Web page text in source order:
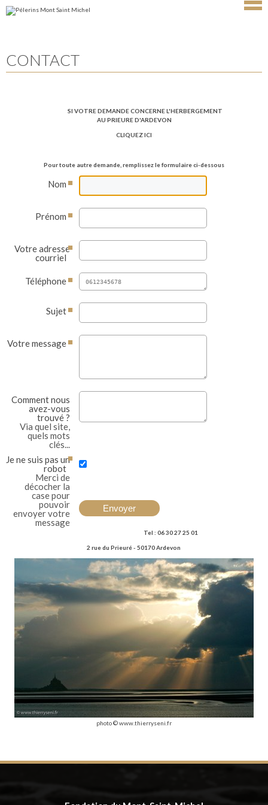
contenu.
navigation
personnels
CONTACT
SI VOTRE DEMANDE CONCERNE L'HERBERGEMENT
AU PRIEURE D'ARDEVON
CLIQUEZ ICI
Pour toute autre demande, remplissez le formulaire ci-dessous
Nom
Prénom
Votre adresse
courriel
Téléphone
Sujet
Votre message
Comment nous
avez-vous
trouvé ?
Via quel site,
quels mots
clés...
Je ne suis pas un
robot
Merci de
décocher la
case pour
pouvoir
envoyer votre
message
Tel : 06 30 27 25 01
2 rue du Prieuré - 50170 Ardevon
photo © www.thierryseni.fr